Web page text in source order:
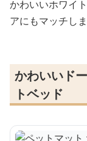
かわいいホワイ
アにもマッチしま
かわいいド
トベッド